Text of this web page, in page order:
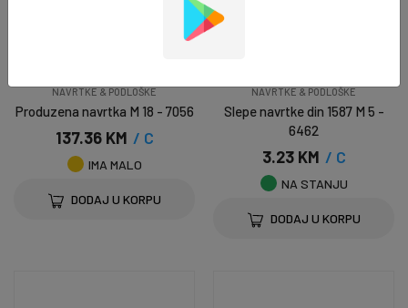
NAVRTKE & PODLOŠKE
Produzena navrtka M 18 - 7056
137.36 KM / C
IMA MALO
DODAJ U KORPU
NAVRTKE & PODLOŠKE
Slepe navrtke din 1587 M 5 -
6462
3.23 KM / C
NA STANJU
DODAJ U KORPU